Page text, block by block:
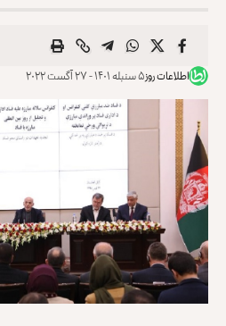
اطلاعات روز۵ سنبله ۱۴۰۱ - ۲۷ آگست ۲۰۲۲